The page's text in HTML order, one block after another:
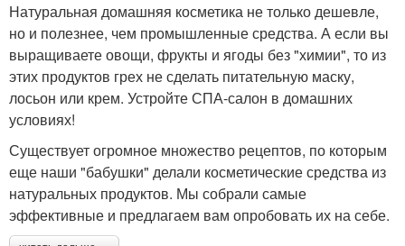
Натуральная домашняя косметика не только дешевле,
но и полезнее, чем промышленные средства. А если вы
выращиваете овощи, фрукты и ягоды без "химии", то из
этих продуктов грех не сделать питательную маску,
лосьон или крем. Устройте СПА-салон в домашних
условиях!
Существует огромное множество рецептов, по которым
еще наши "бабушки" делали косметические средства из
натуральных продуктов. Мы собрали самые
эффективные и предлагаем вам опробовать их на себе.